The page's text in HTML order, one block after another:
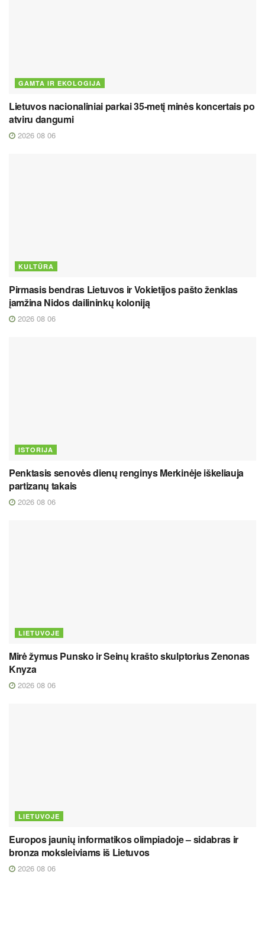
GAMTA IR EKOLOGIJA
Lietuvos nacionaliniai parkai 35-metį minės koncertais po
atviru dangumi
2026 08 06
KULTŪRA
Pirmasis bendras Lietuvos ir Vokietijos pašto ženklas
įamžina Nidos dailininkų koloniją
2026 08 06
ISTORIJA
Penktasis senovės dienų renginys Merkinėje iškeliauja
partizanų takais
2026 08 06
LIETUVOJE
Mirė žymus Punsko ir Seinų krašto skulptorius Zenonas
Knyza
2026 08 06
LIETUVOJE
Europos jaunių informatikos olimpiadoje – sidabras ir
bronza moksleiviams iš Lietuvos
2026 08 06